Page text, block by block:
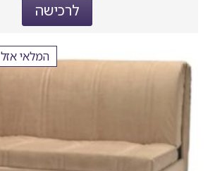
אחרי
הנחה
לרכישה
המלאי אזל